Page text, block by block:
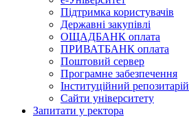
Підтримка користувачів
Державні закупівлі
ОЩАДБАНК оплата
ПРИВАТБАНК оплата
Поштовий сервер
Програмне забезпечення
Інституційний репозитарій
Сайти університету
Запитати у ректора